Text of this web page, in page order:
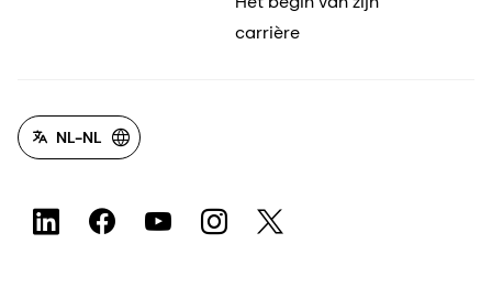
carrière
NL-NL